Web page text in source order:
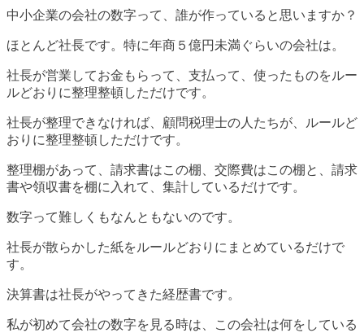
中小企業の会社の数字って、誰が作っていると思いますか？
ほとんど社長です。特に年商５億円未満ぐらいの会社は。
社長が営業してお金もらって、支払って、使ったものをルー
ルどおりに整理整頓しただけです。
社長が整理できなければ、顧問税理士の人たちが、ルールど
おりに整理整頓しただけです。
整理棚があって、請求書はこの棚、交際費はこの棚と、請求
書や領収書を棚に入れて、集計しているだけです。
数字って難しくもなんともないのです。
社長が散らかした紙をルールどおりにまとめているだけで
す。
決算書は社長がやってきた経歴書です。
私が初めて会社の数字を見る時は、この会社は何をしている